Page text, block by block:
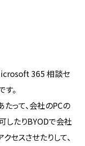
365 相談セ
。
たって、会社のPCの
したりBYODで会社
セスさせたりして、